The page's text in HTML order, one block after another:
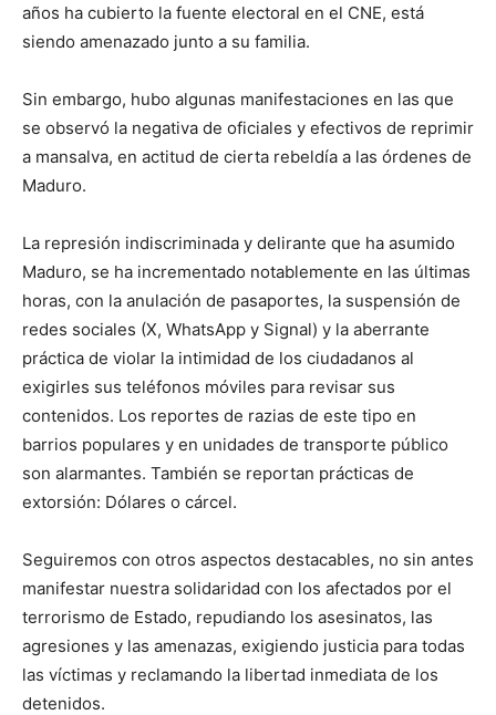
años ha cubierto la fuente electoral en el CNE, está
siendo amenazado junto a su familia.
Sin embargo, hubo algunas manifestaciones en las que
se observó la negativa de oficiales y efectivos de reprimir
a mansalva, en actitud de cierta rebeldía a las órdenes de
Maduro.
La represión indiscriminada y delirante que ha asumido
Maduro, se ha incrementado notablemente en las últimas
horas, con la anulación de pasaportes, la suspensión de
redes sociales (X, WhatsApp y Signal) y la aberrante
práctica de violar la intimidad de los ciudadanos al
exigirles sus teléfonos móviles para revisar sus
contenidos. Los reportes de razias de este tipo en
barrios populares y en unidades de transporte público
son alarmantes. También se reportan prácticas de
extorsión: Dólares o cárcel.
Seguiremos con otros aspectos destacables, no sin antes
manifestar nuestra solidaridad con los afectados por el
terrorismo de Estado, repudiando los asesinatos, las
agresiones y las amenazas, exigiendo justicia para todas
las víctimas y reclamando la libertad inmediata de los
detenidos.